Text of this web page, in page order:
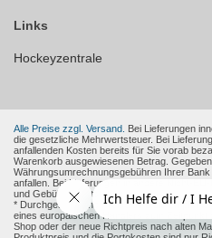
Links
Hockeyzentrale
Alle Preise zzgl. Versand. Bei Lieferungen
die gesetzliche Mehrwertsteuer. Bei
anfallenden Kosten bereits für Sie vorab
Warenkorb ausgewiesenen Betrag.
Währungsumrechnungsgebühren Ihrer
anfallen. Bei Lieferungen in andere Nicht-
und Gebühren entstehen.
* Durchgestrichene Preise sind die
eines europäischen Händlers zum
Shop oder der neue Richtpreis nach alten